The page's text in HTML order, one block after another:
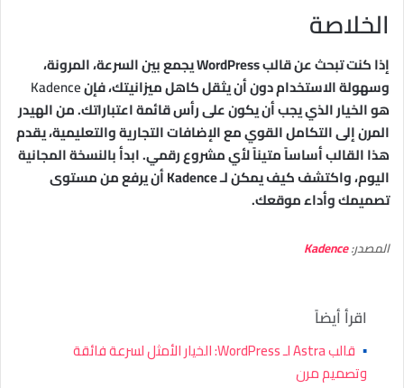
الخلاصة
إذا كنت تبحث عن قالب WordPress يجمع بين السرعة، المرونة،
وسهولة الاستخدام دون أن يثقل كاهل ميزانيتك، فإنKadence
هو الخيار الذي يجب أن يكون على رأس قائمة اعتباراتك. من الهيدر
المرن إلى التكامل القوي مع الإضافات التجارية والتعليمية، يقدم
هذا القالب أساساً متيناً لأي مشروع رقمي. ابدأ بالنسخة المجانية
اليوم، واكتشف كيف يمكن لـ Kadence أن يرفع من مستوى
تصميمك وأداء موقعك.
المصدر:Kadence
اقرأ أيضاً
▪
قالب Astra لـ WordPress: الخيار الأمثل لسرعة فائقة
وتصميم مرن